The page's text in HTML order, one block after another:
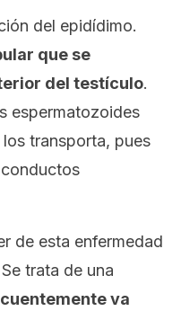
del epidídimo.
que se
del testículo.
espermatozoides
transporta, pues
de esta enfermedad
trata de una
va